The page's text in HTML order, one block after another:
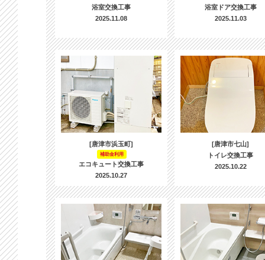
浴室交換工事
2025.11.08
浴室ドア交換工事
2025.11.03
[唐津市浜玉町]
補助金利用
エコキュート交換工事
2025.10.27
[唐津市七山]
トイレ交換工事
2025.10.22